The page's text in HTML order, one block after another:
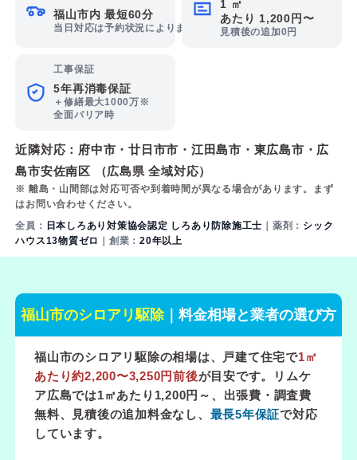
福山市内 最短60分
当日対応は予約状況によります
1 ㎡
あたり 1,200円〜
見積後の追加0円
工事保証
5年再消毒保証
＋修繕最大1000万※
全面バリア時
近隣対応： 府中市 ・廿日市市 ・ 江田島市 ・ 東広島市 ・ 広
島市安佐南区 （広島県 全域対応）
※ 離島・山間部は対応可否や到着時間が異なる場合があります。まず
はお問い合わせください。
全員： 日本しろあり対策協会認定 しろあり防除施工士 ｜薬剤： シック
ハウス13物質ゼロ ｜創業：20年以上
福山市のシロアリ駆除｜料金相場と業者の選び方
福山市のシロアリ駆除の相場は、戸建て住宅で1㎡
あたり約2,200〜3,250円前後が目安です。リムケ
ア広島では1㎡あたり1,200円～ 、出張費・調査費
無料、見積後の追加料金なし、 最長5年保証で対応
しています。